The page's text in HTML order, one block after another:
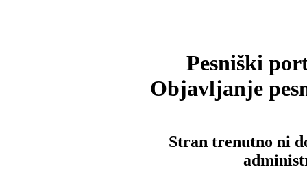
Pesniški
Objavljanje
Stran trenutno ni